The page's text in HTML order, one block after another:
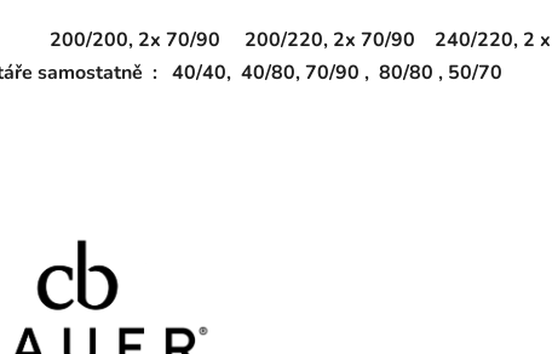
200, 2x 70/90 200/220, 2x 70/90 240/220, 2
samostatně : 40/40, 40/80, 70/90 , 80/80 , 50/70